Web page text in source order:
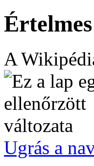
A
Ugrás a